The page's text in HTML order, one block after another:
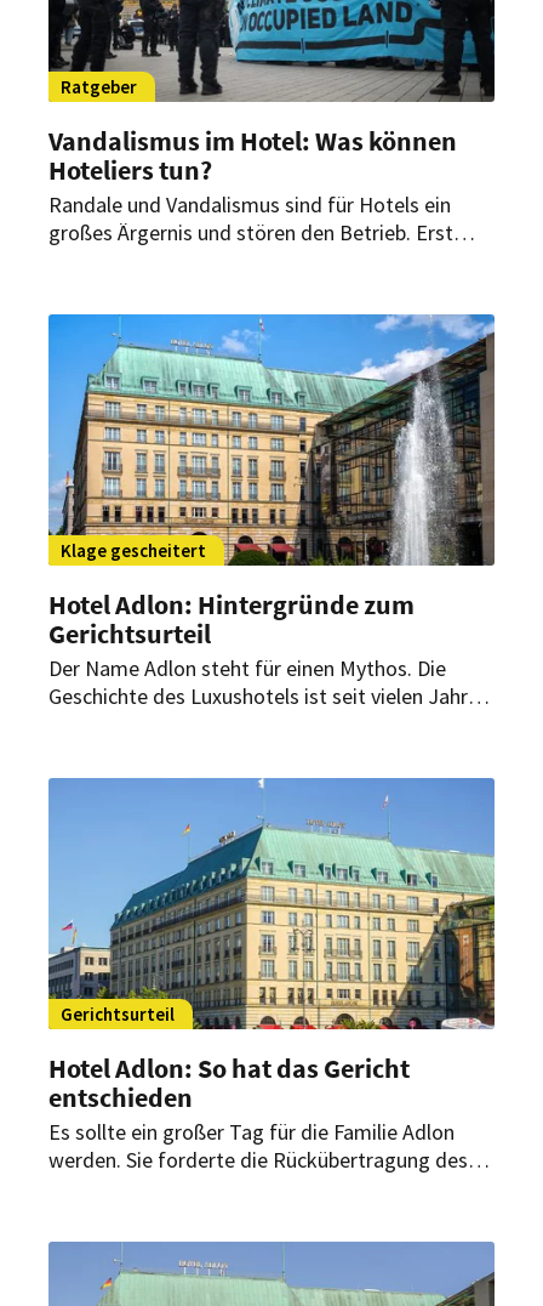
Ratgeber
Vandalismus im Hotel: Was können
Hoteliers tun?
Randale und Vandalismus sind für Hotels ein
großes Ärgernis und stören den Betrieb. Erst
protestiert. Wie kann sich ein Hotel schützen und
was kann es tun, wenn es doch Opfer von
Vandalismus geworden ist?
Klage gescheitert
Hotel Adlon: Hintergründe zum
Gerichtsurteil
Der Name Adlon steht für einen Mythos. Die
Geschichte des Luxushotels ist seit vielen Jahren
bleiben.
Gerichtsurteil
Hotel Adlon: So hat das Gericht
entschieden
Es sollte ein großer Tag für die Familie Adlon
werden. Sie forderte die Rückübertragung des